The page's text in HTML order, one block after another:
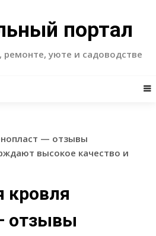
портал
ремонте, уюте и садоводстве
— отзывы
высокое качество и
кровля
отзывы